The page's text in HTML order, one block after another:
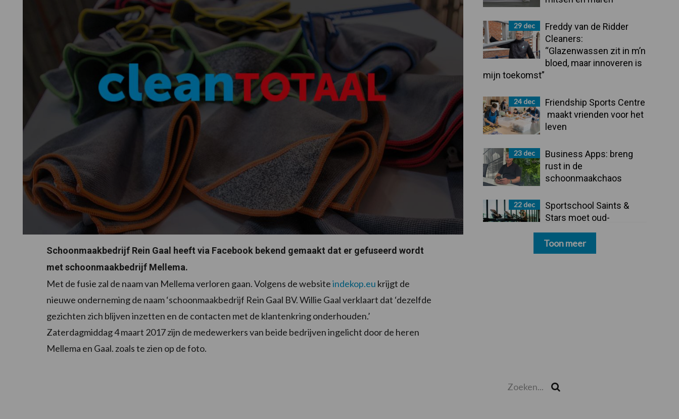
Schoonmaakbedrijf Rein Gaal heeft via Facebook bekend gemaakt dat er gefuseerd wordt
met schoonmaakbedrijf Mellema.
Met de fusie zal de naam van Mellema verloren gaan. Volgens de websiteindekop.eu krijgt de
nieuwe onderneming de naam ‘schoonmaakbedrijf Rein Gaal BV. Willie Gaal verklaart dat ‘dezelfde
gezichten zich blijven inzetten en de contacten met de klantenkring onderhouden.’
Zaterdagmiddag 4 maart 2017 zijn de medewerkers van beide bedrijven ingelicht door de heren
Mellema en Gaal. zoals te zien op de foto.
29 dec
Freddy van de Ridder
Cleaners:
“Glazenwassen zit in m’n
bloed, maar innoveren is
mijn toekomst”
24 dec
Friendship Sports Centre
maakt vrienden voor het
leven
23 dec
Business Apps: breng
rust in de
schoonmaakchaos
22 dec
Sportschool Saints &
Stars moet oud-
betalen
Toon meer